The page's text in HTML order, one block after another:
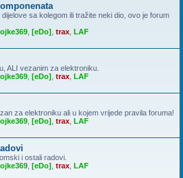
sa kolegom ili tražite neki dio, ovo je forum
[eDo] trax LAF
ALI vezanim za elektroniku.
[eDo] trax LAF
za elektroniku ali u kojem vrijede pravila foruma!
[eDo] trax LAF
i ostali radovi.
[eDo] trax LAF